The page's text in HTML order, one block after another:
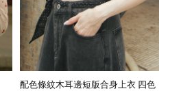
配色條紋木耳邊短版合身上衣 四色